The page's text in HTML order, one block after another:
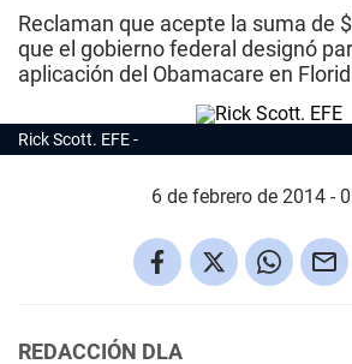
Reclaman que acepte la suma de
que el gobierno federal designó
aplicación del Obamacare en
Rick Scott. EFE
6 de febrero de 2014 -
REDACCIÓN DLA